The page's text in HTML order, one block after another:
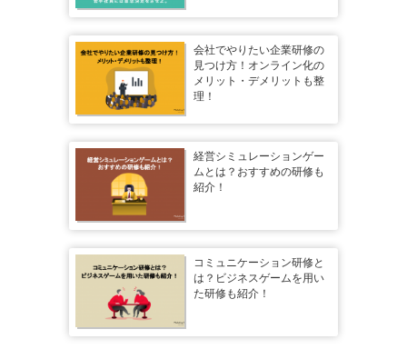
会社でやりたい企業研修の
見つけ方！オンライン化の
メリット・デメリットも整
理！
経営シミュレーションゲー
ムとは？おすすめの研修も
紹介！
コミュニケーション研修と
は？ビジネスゲームを用い
た研修も紹介！